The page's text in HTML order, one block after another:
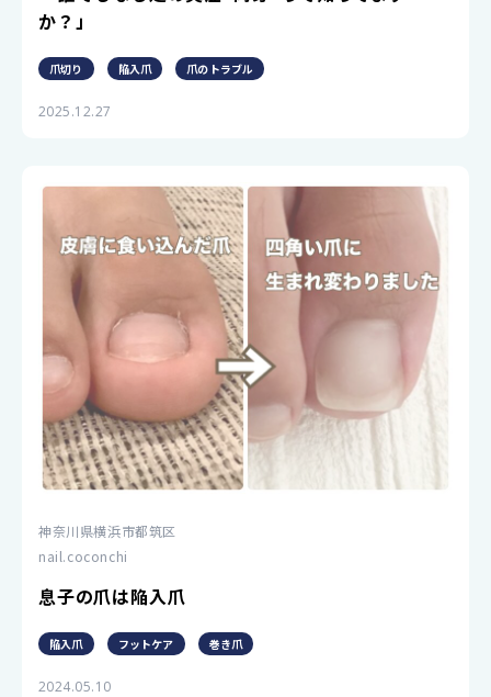
か？」
爪切り 陥入爪 爪のトラブル
2025.12.27
神奈川県横浜市都筑区
nail.coconchi
息子の爪は陥入爪
陥入爪 フットケア 巻き爪
2024.05.10